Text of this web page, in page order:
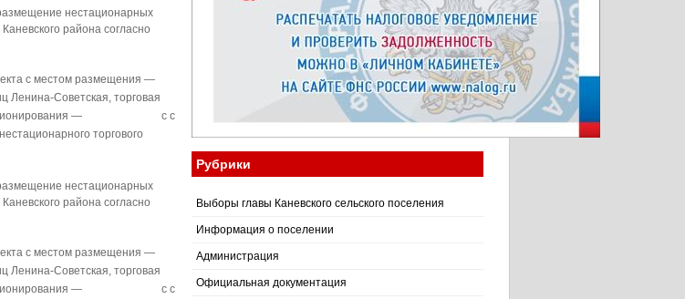
нестационарных
района согласно
с местом размещения —
Ленина-Советская, торговая
функционирования — с с
торгового
нестационарных
района согласно
с местом размещения —
Ленина-Советская, торговая
функционирования — с с
Рубрики
Выборы главы Каневского сельского поселения
Информация о поселении
Администрация
Официальная документация